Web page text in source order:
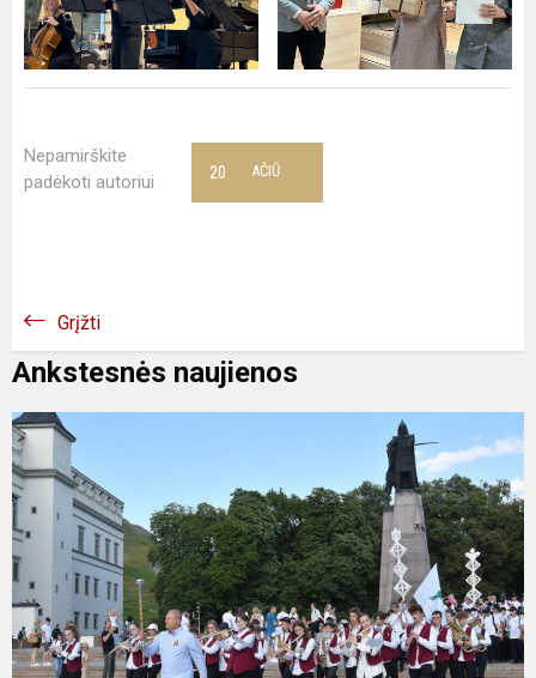
Nepamirškite
padėkoti autoriui
AČIŪ
20
Grįžti
Ankstesnės naujienos